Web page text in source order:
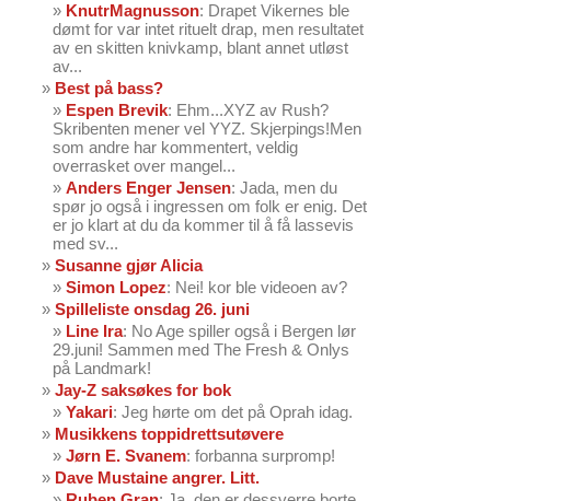
KnutrMagnusson: Drapet Vikernes ble
dømt for var intet rituelt drap, men resultatet
av en skitten knivkamp, blant annet utløst
av...
Best på bass?
Espen Brevik: Ehm...XYZ av Rush?
Skribenten mener vel YYZ. Skjerpings!Men
som andre har kommentert, veldig
overrasket over mangel...
Anders Enger Jensen: Jada, men du
spør jo også i ingressen om folk er enig. Det
er jo klart at du da kommer til å få lassevis
med sv...
Susanne gjør Alicia
Simon Lopez: Nei! kor ble videoen av?
Spilleliste onsdag 26. juni
Line Ira: No Age spiller også i Bergen lør
29.juni! Sammen med The Fresh & Onlys
på Landmark!
Jay-Z saksøkes for bok
Yakari: Jeg hørte om det på Oprah idag.
Musikkens toppidrettsutøvere
Jørn E. Svanem: forbanna surpromp!
Dave Mustaine angrer. Litt.